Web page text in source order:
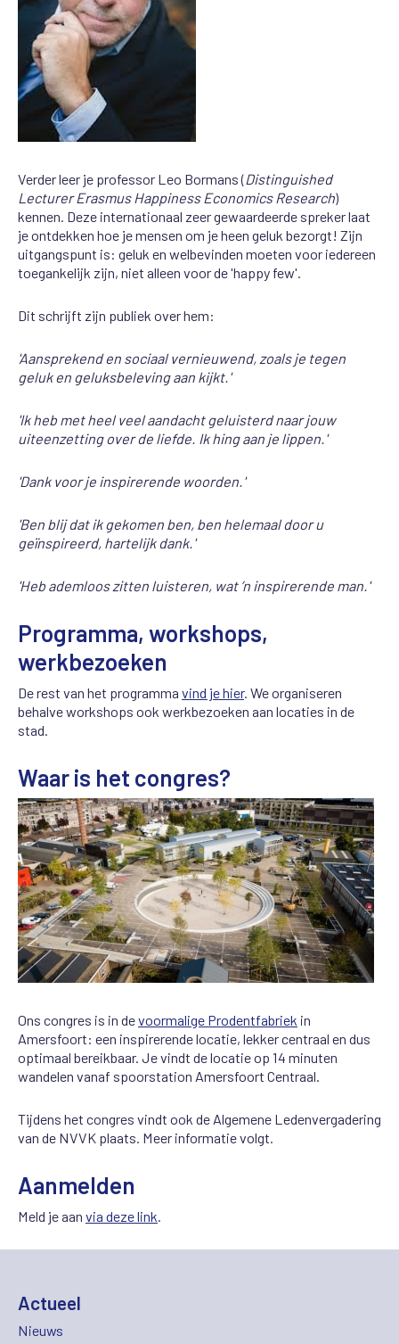
Verder leer je professor Leo Bormans (Distinguished
Lecturer Erasmus Happiness Economics Research)
kennen. Deze internationaal zeer gewaardeerde spreker laat
je ontdekken hoe je mensen om je heen geluk bezorgt! Zijn
uitgangspunt is: geluk en welbevinden moeten voor iedereen
toegankelijk zijn, niet alleen voor de 'happy few'.
Dit schrijft zijn publiek over hem:
'Aansprekend en sociaal vernieuwend, zoals je tegen
geluk en geluksbeleving aan kijkt.'
'Ik heb met heel veel aandacht geluisterd naar jouw
uiteenzetting over de liefde. Ik hing aan je lippen.'
'Dank voor je inspirerende woorden.'
'Ben blij dat ik gekomen ben, ben helemaal door u
geïnspireerd, hartelijk dank.'
'Heb ademloos zitten luisteren, wat ’n inspirerende man.'
Programma, workshops,
werkbezoeken
De rest van het programma vind je hier. We organiseren
behalve workshops ook werkbezoeken aan locaties in de
stad.
Waar is het congres?
Ons congres is in devoormalige Prodentfabriek in
Amersfoort: een inspirerende locatie, lekker centraal en dus
optimaal bereikbaar. Je vindt de locatie op 14 minuten
wandelen vanaf spoorstation Amersfoort Centraal.
Tijdens het congres vindt ook de Algemene Ledenvergadering
van de NVVK plaats. Meer informatie volgt.
Aanmelden
Meld je aan via deze link.
Actueel
Nieuws